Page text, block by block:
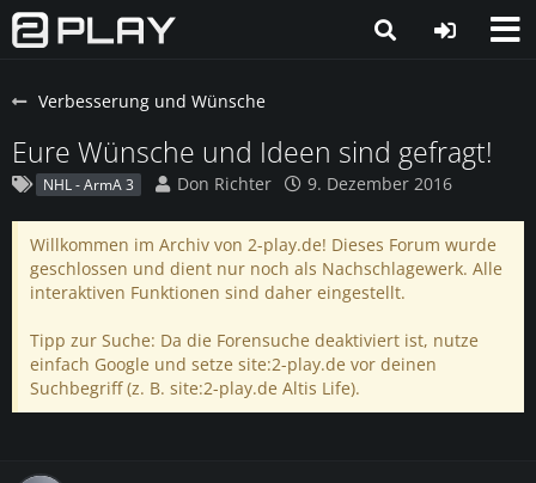
Verbesserung und Wünsche
Eure Wünsche und Ideen sind gefragt!
NHL - ArmA 3 Don Richter 9. Dezember 2016
Willkommen im Archiv von 2-play.de! Dieses Forum wurde
geschlossen und dient nur noch als Nachschlagewerk. Alle
interaktiven Funktionen sind daher eingestellt.
Tipp zur Suche: Da die Forensuche deaktiviert ist, nutze
einfach Google und setze site:2-play.de vor deinen
Suchbegriff (z. B. site:2-play.de Altis Life).